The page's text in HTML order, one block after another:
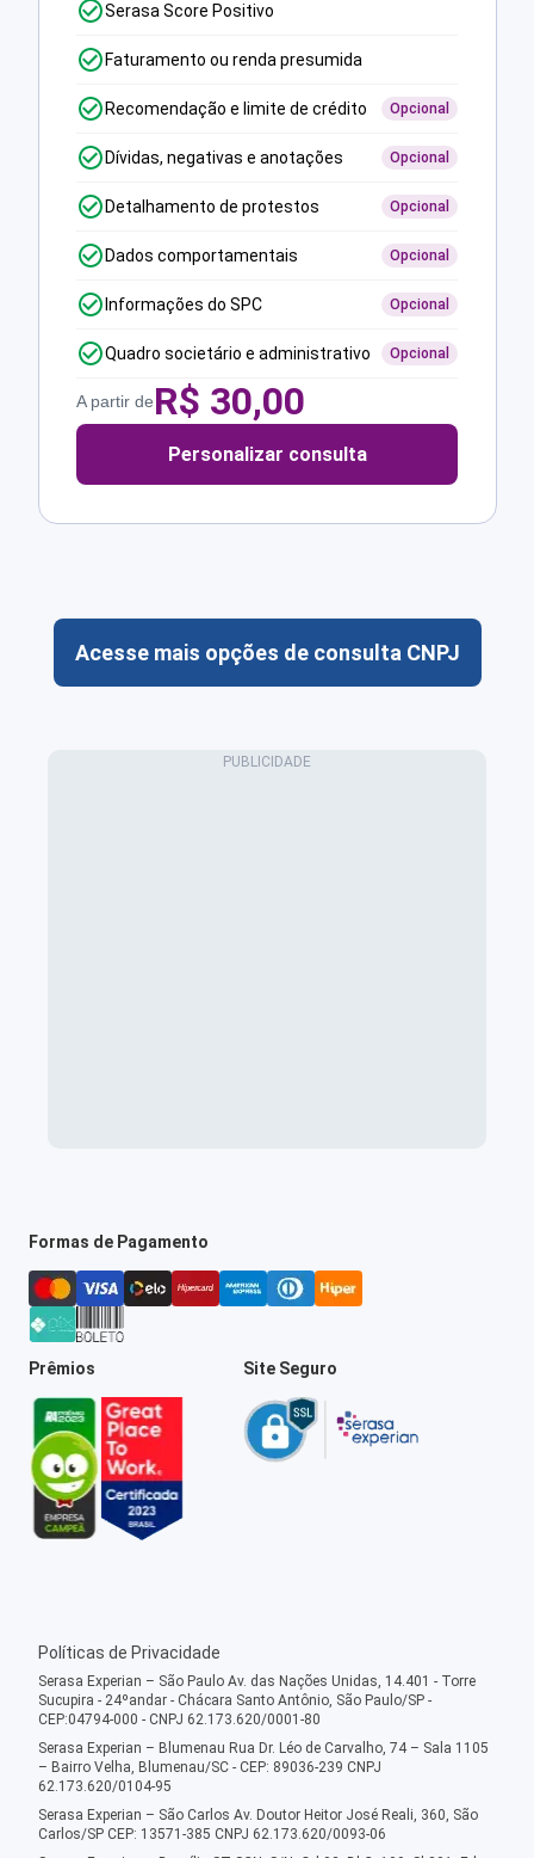
Serasa Score Positivo
Faturamento ou renda presumida
Recomendação e limite de crédito Opcional
Dívidas, negativas e anotações Opcional
Detalhamento de protestos Opcional
Dados comportamentais Opcional
Informações do SPC Opcional
Quadro societário e administrativo Opcional
A partir deR$ 30,00
Personalizar consulta
Acesse mais opções de consulta CNPJ
Formas de Pagamento
Prêmios Site Seguro
Políticas de Privacidade
Serasa Experian – São Paulo Av. das Nações Unidas, 14.401 - Torre
Sucupira - 24ºandar - Chácara Santo Antônio, São Paulo/SP -
CEP:04794-000 - CNPJ 62.173.620/0001-80
Serasa Experian – Blumenau Rua Dr. Léo de Carvalho, 74 – Sala 1105
– Bairro Velha, Blumenau/SC - CEP: 89036-239 CNPJ
62.173.620/0104-95
Serasa Experian – São Carlos Av. Doutor Heitor José Reali, 360, São
Carlos/SP CEP: 13571-385 CNPJ 62.173.620/0093-06